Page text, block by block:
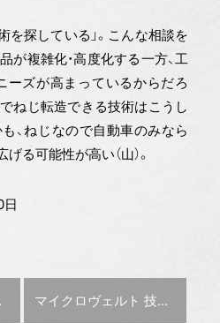
を探している」。こんな相談を
が複雑化・高度化する一方、工
ーズが高まっているからだろ
ねじ転造できる技術はこうし
、ねじなので自動車のみなら
る可能性が高い（山）。
次の記事 :
マイクロヴェルト 技能問わずどこでも使える測定機【金型応援隊】